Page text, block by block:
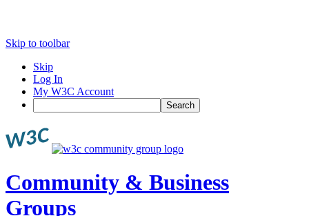
Skip to toolbar
Skip
Log In
My W3C Account
Search
Community & Business
Groups